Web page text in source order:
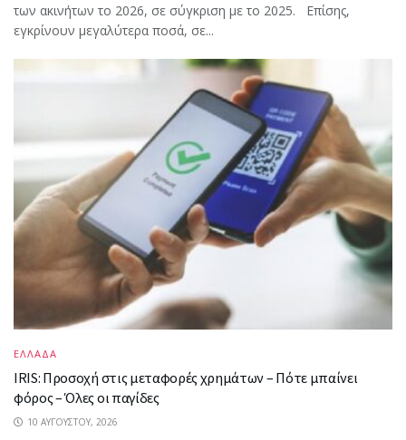
των ακινήτων το 2026, σε σύγκριση με το 2025. Επίσης,
εγκρίνουν μεγαλύτερα ποσά, σε...
ΕΛΛΑΔΑ
IRIS: Προσοχή στις μεταφορές χρημάτων – Πότε μπαίνει
φόρος – Όλες οι παγίδες
10 ΑΥΓΟΎΣΤΟΥ, 2026